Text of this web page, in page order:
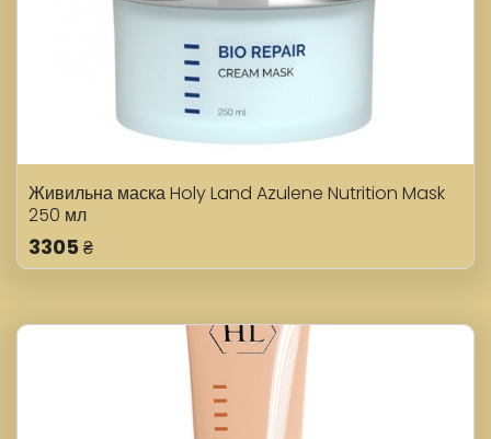
Живильна маска Holy Land Azulene Nutrition Mask
250 мл
3305 ₴